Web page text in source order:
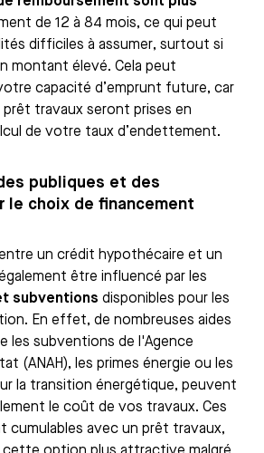
de 12 à 84 mois, ce qui peut
difficiles à assumer, surtout si
montant élevé. Cela peut
capacité d’emprunt future, car
prêt travaux seront prises en
de votre taux d’endettement.
publiques et des
le choix de financement
un crédit hypothécaire et un
être influencé par les
subventions disponibles pour les
En effet, de nombreuses aides
les subventions de l'Agence
(ANAH), les primes énergie ou les
la transition énergétique, peuvent
le coût de vos travaux. Ces
cumulables avec un prêt travaux,